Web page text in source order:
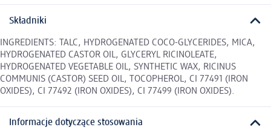
Składniki
INGREDIENTS: TALC, HYDROGENATED COCO-GLYCERIDES, MICA,
HYDROGENATED CASTOR OIL, GLYCERYL RICINOLEATE,
HYDROGENATED VEGETABLE OIL, SYNTHETIC WAX, RICINUS
COMMUNIS (CASTOR) SEED OIL, TOCOPHEROL, CI 77491 (IRON
OXIDES), CI 77492 (IRON OXIDES), CI 77499 (IRON OXIDES).
Informacje dotyczące stosowania